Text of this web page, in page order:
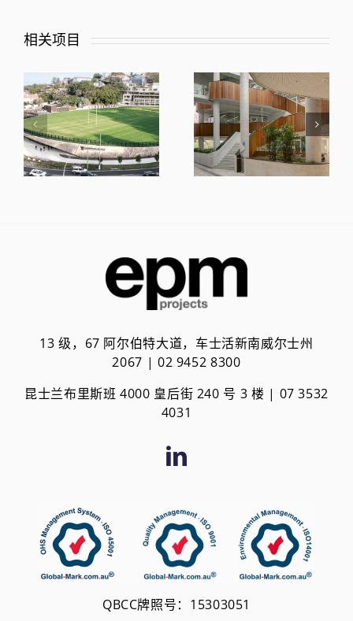
相关项目
13 级，67 阿尔伯特大道，车士活新南威尔士州
2067 | 02 9452 8300
昆士兰布里斯班 4000 皇后街 240 号 3 楼 | 07 3532
4031
QBCC牌照号：15303051